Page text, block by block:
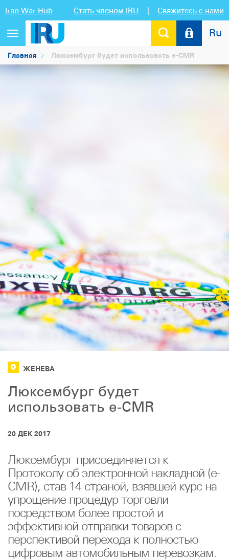
Iran War Hub Стать членом IRU | Свяжитесь с нами
Переключить
навигацию
Ru
Главная Люксембург будет использовать e-CMR
ЖЕНЕВА
Люксембург будет
использовать e-CMR
20 ДЕК 2017
Люксембург присоединяется к
Протоколу об электронной накладной (e-
CMR), став 14 страной, взявшей курс на
упрощение процедур торговли
посредством более простой и
эффективной отправки товаров с
перспективой перехода к полностью
цифровым автомобильным перевозкам.